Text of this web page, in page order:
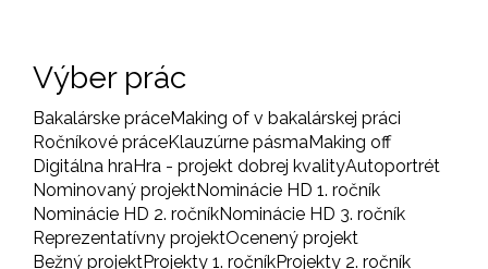
Výber prác
Bakalárske práceMaking of v bakalárskej práci
Ročníkové práceKlauzúrne pásmaMaking off
Digitálna hraHra - projekt dobrej kvalityAutoportrét
Nominovaný projektNominácie HD 1. ročník
Nominácie HD 2. ročníkNominácie HD 3. ročník
Reprezentatívny projektOcenený projekt
Bežný projektProjekty 1. ročníkProjekty 2. ročník